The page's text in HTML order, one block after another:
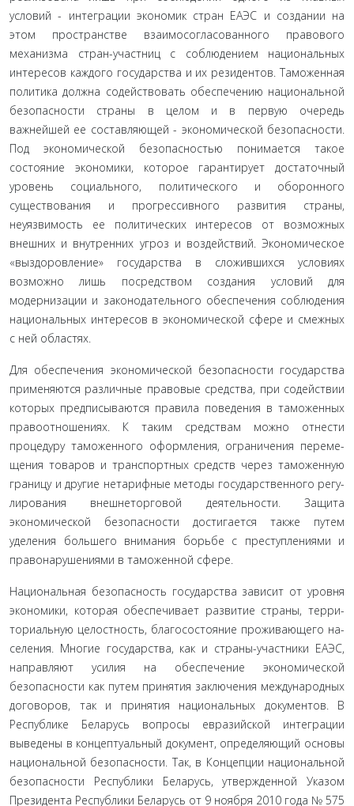
условий - интеграции экономик стран ЕАЭС и создании на
этом пространстве взаимосогласованного правового
механиз­ма стран-участниц с соблюдением национальных
интересов каждого государства и их резидентов. Таможенная
политика должна содействовать обеспечению национальной
безопас­ности страны в целом и в первую очередь
важнейшей ее со­ставляющей - экономической безопасности.
Под экономиче­ской безопасностью понимается такое
состояние экономики, которое гарантирует достаточный
уровень социального, по­литического и оборонного
существования и прогрессивного развития страны,
неуязвимость ее политических интересов от возможных
внешних и внутренних угроз и воздействий. Экономическое
«выздоровление» государства в сложившихся условиях
возможно лишь посредством создания условий для
модернизации и законодательного обеспечения соблюдения
национальных интересов в экономической сфере и смежных
с ней областях.
Для обеспечения экономической безопасности государ­ства
применяются различные правовые средства, при содей­ствии
которых предписываются правила поведения в тамо­женных
правоотношениях. К таким средствам можно отнести
процедуру таможенного оформления, ограничения переме­
щения товаров и транспортных средств через таможенную
границу и другие нетарифные методы государственного регу­
лирования внешнеторговой деятельности. Защита
экономиче­ской безопасности достигается также путем
уделения больше­го внимания борьбе с преступлениями и
правонарушениями в таможенной сфере.
Национальная безопасность государства зависит от уров­ня
экономики, которая обеспечивает развитие страны, терри­
ториальную целостность, благосостояние проживающего на­
селения. Многие государства, как и страны-участники ЕАЭС,
направляют усилия на обеспечение экономической
безопасно­сти как путем принятия заключения международных
догово­ров, так и принятия национальных документов. В
Республике Беларусь вопросы евразийской интеграции
выведены в кон­цептуальный документ, определяющий основы
национальной безопасности. Так, в Концепции национальной
безопасности Республики Беларусь, утвержденной Указом
Президента Ре­спублики Беларусь от 9 ноября 2010 года № 575